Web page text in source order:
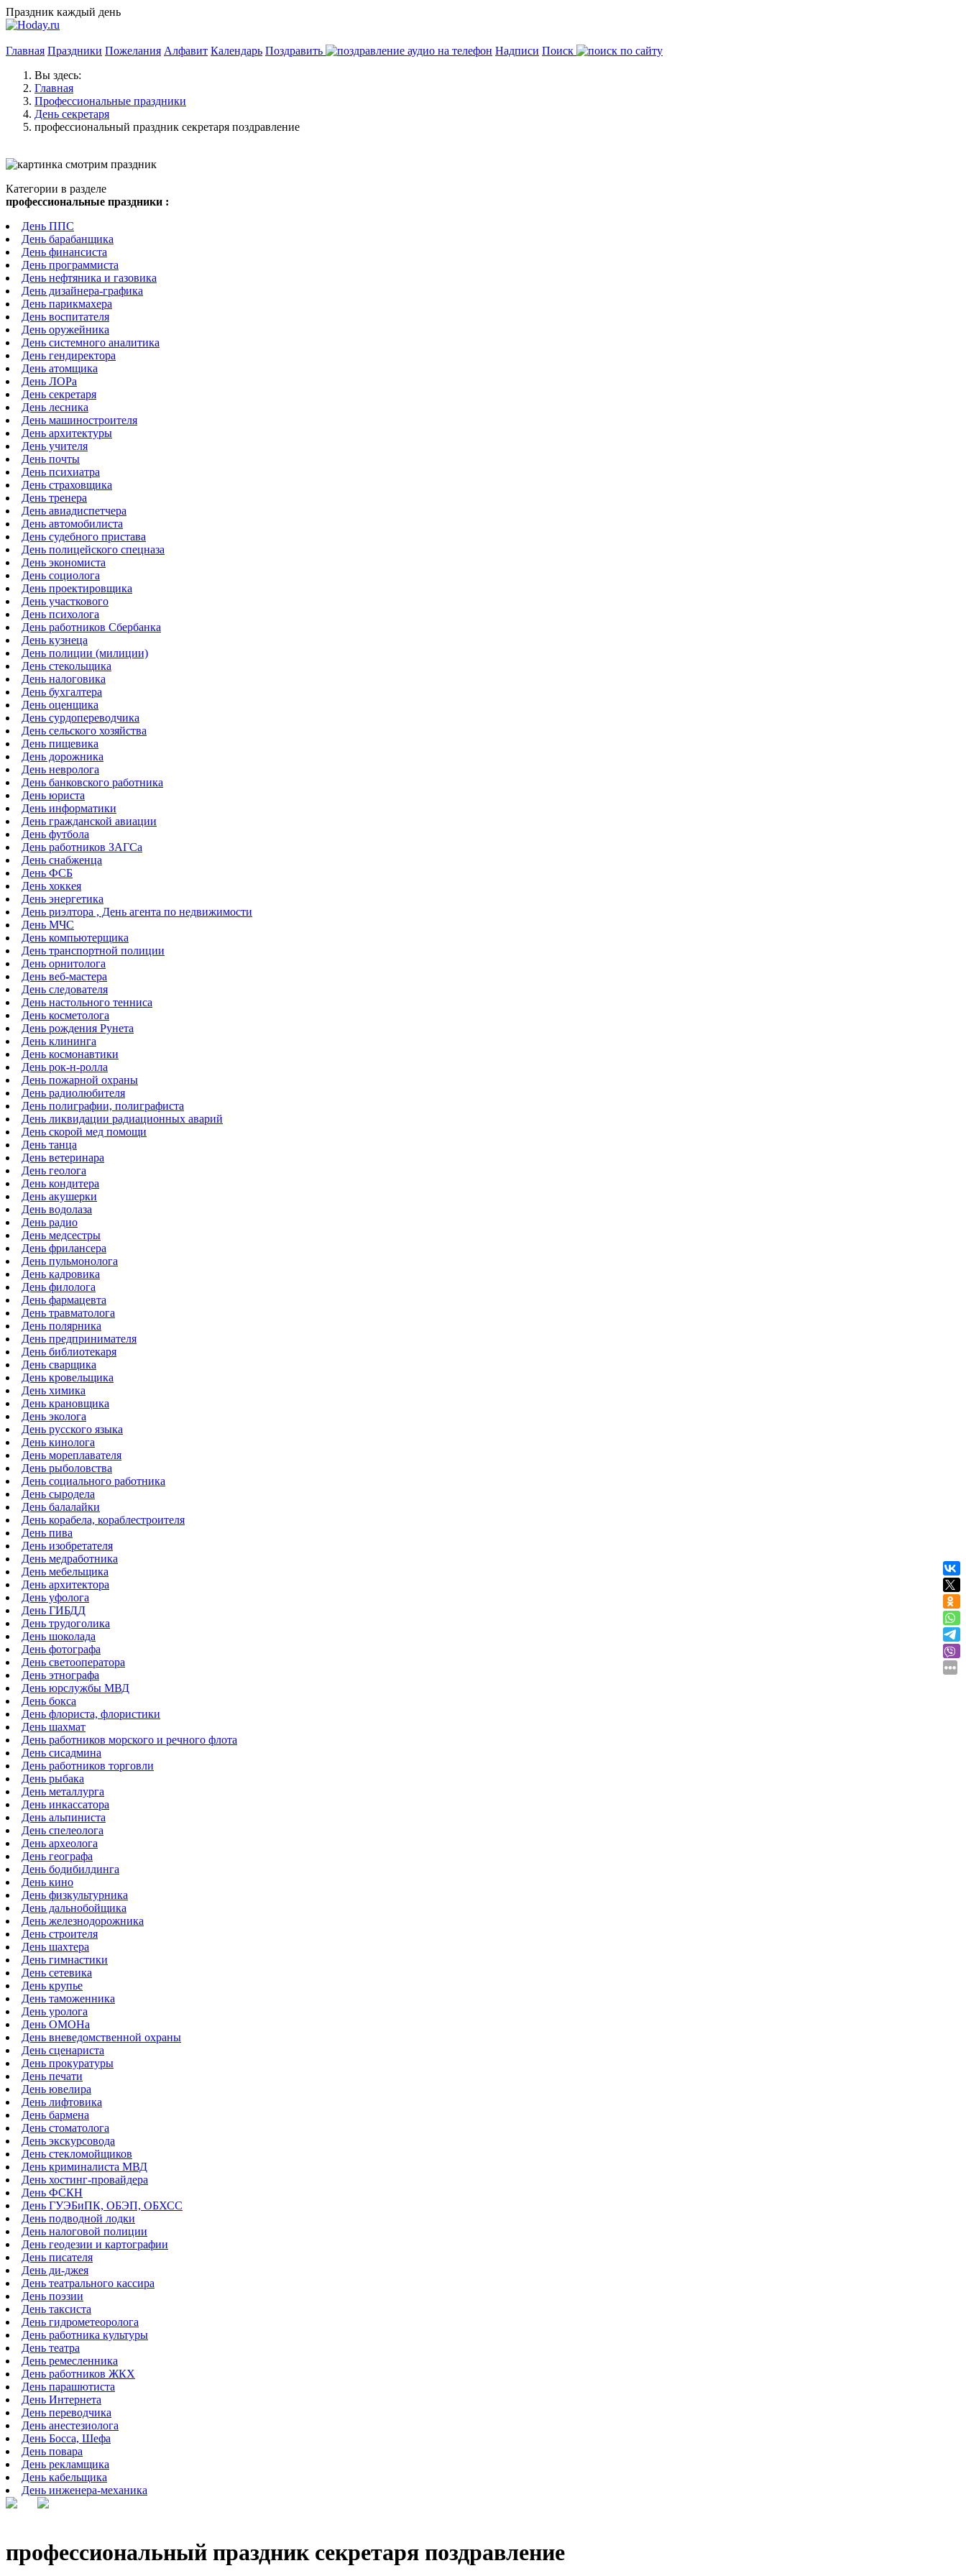
Праздник каждый день
Главная Праздники Пожелания Алфавит Календарь Поздравить Надписи Поиск
Вы здесь:
Главная
Профессиональные праздники
День секретаря
профессиональный праздник секретаря поздравление
Категории в разделе
профессиональные праздники :
День ППС
День барабанщика
День финансиста
День программиста
День нефтяника и газовика
День дизайнера-графика
День парикмахера
День воспитателя
День оружейника
День системного аналитика
День гендиректора
День атомщика
День ЛОРа
День секретаря
День лесника
День машиностроителя
День архитектуры
День учителя
День почты
День психиатра
День страховщика
День тренера
День авиадиспетчера
День автомобилиста
День судебного пристава
День полицейского спецназа
День экономиста
День социолога
День проектировщика
День участкового
День психолога
День работников Сбербанка
День кузнеца
День полиции (милиции)
День стекольщика
День налоговика
День бухгалтера
День оценщика
День сурдопереводчика
День сельского хозяйства
День пищевика
День дорожника
День невролога
День банковского работника
День юриста
День информатики
День гражданской авиации
День футбола
День работников ЗАГСа
День снабженца
День ФСБ
День хоккея
День энергетика
День риэлтора , День агента по недвижимости
День МЧС
День компьютерщика
День транспортной полиции
День орнитолога
День веб-мастера
День следователя
День настольного тенниса
День косметолога
День рождения Рунета
День клининга
День космонавтики
День рок-н-ролла
День пожарной охраны
День радиолюбителя
День полиграфии, полиграфиста
День ликвидации радиационных аварий
День скорой мед помощи
День танца
День ветеринара
День геолога
День кондитера
День акушерки
День водолаза
День радио
День медсестры
День фрилансера
День пульмонолога
День кадровика
День филолога
День фармацевта
День травматолога
День полярника
День предпринимателя
День библиотекаря
День сварщика
День кровельщика
День химика
День крановщика
День эколога
День русского языка
День кинолога
День мореплавателя
День рыболовства
День социального работника
День сыродела
День балалайки
День корабела, кораблестроителя
День пива
День изобретателя
День медработника
День мебельщика
День архитектора
День уфолога
День ГИБДД
День трудоголика
День шоколада
День фотографа
День светооператора
День этнографа
День юрслужбы МВД
День бокса
День флориста, флористики
День шахмат
День работников морского и речного флота
День сисадмина
День работников торговли
День рыбака
День металлурга
День инкассатора
День альпиниста
День спелеолога
День археолога
День географа
День бодибилдинга
День кино
День физкультурника
День дальнобойщика
День железнодорожника
День строителя
День шахтера
День гимнастики
День сетевика
День крупье
День таможенника
День уролога
День ОМОНа
День вневедомственной охраны
День сценариста
День прокуратуры
День печати
День ювелира
День лифтовика
День бармена
День стоматолога
День экскурсовода
День стекломойщиков
День криминалиста МВД
День хостинг-провайдера
День ФСКН
День ГУЭБиПК, ОБЭП, ОБХСС
День подводной лодки
День налоговой полиции
День геодезии и картографии
День писателя
День ди-джея
День театрального кассира
День поэзии
День таксиста
День гидрометеоролога
День работника культуры
День театра
День ремесленника
День работников ЖКХ
День парашютиста
День Интернета
День переводчика
День анестезиолога
День Босса, Шефа
День повара
День рекламщика
День кабельщика
День инженера-механика
профессиональный праздник секретаря поздравление